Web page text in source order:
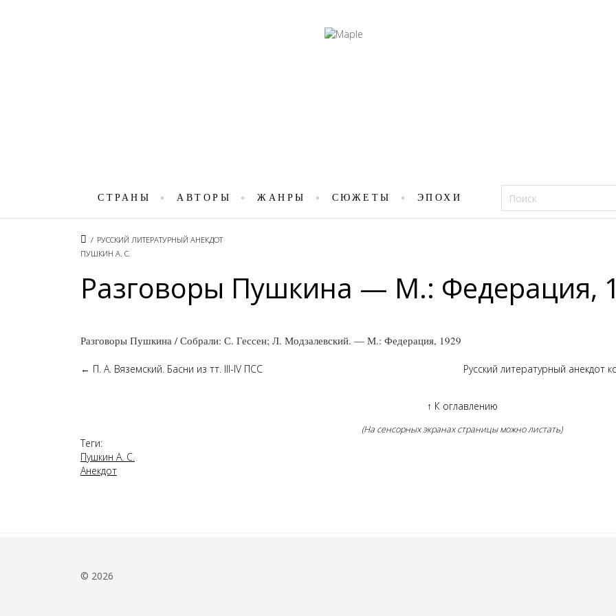
СТРАНЫ АВТОРЫ ЖАНРЫ СЮЖЕТЫ ЭПОХИ
/ РУССКИЙ ЛИТЕРАТУРНЫЙ АНЕКДОТ
ПУШКИН А. С.
Разговоры Пушкина — М.: Федерация,
Разговоры Пушкина / Собрали: С. Гессен; Л. Модзалевский. — М.: Федерация, 1929
← П. А. Вяземский. Басни из тт. III-IV ПСС Русский литературный анекдот
↑ К оглавлению
(На сенсорных экранах страницы можно листать)
Теги:
Пушкин А. С.
Анекдот
© 2026